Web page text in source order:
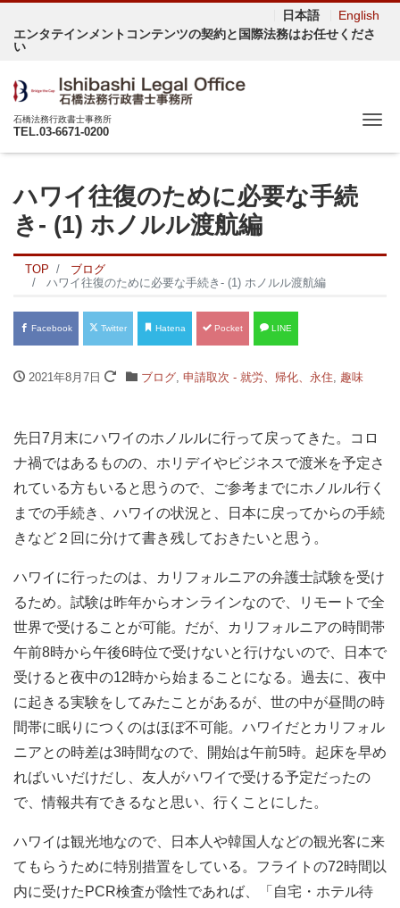
日本語
English
エンタテインメントコンテンツの契約と国際法務はお任せくださ
い
石橋法務行政書士事務所
TEL.03-6671-0200
ハワイ往復のために必要な手続
き- (1) ホノルル渡航編
TOP
ブログ
ハワイ往復のために必要な手続き- (1) ホノルル渡航編
Facebook Twitter Hatena Pocket LINE
2021年8月7日 ブログ, 申請取次 - 就労、帰化、永住, 趣味
先日7月末にハワイのホノルルに行って戻ってきた。コロ
ナ禍ではあるものの、ホリデイやビジネスで渡米を予定さ
れている方もいると思うので、ご参考までにホノルル行く
までの手続き、ハワイの状況と、日本に戻ってからの手続
きなど２回に分けて書き残しておきたいと思う。
ハワイに行ったのは、カリフォルニアの弁護士試験を受け
るため。試験は昨年からオンラインなので、リモートで全
世界で受けることが可能。だが、カリフォルニアの時間帯
午前8時から午後6時位で受けないと行けないので、日本で
受けると夜中の12時から始まることになる。過去に、夜中
に起きる実験をしてみたことがあるが、世の中が昼間の時
間帯に眠りにつくのはほぼ不可能。ハワイだとカリフォル
ニアとの時差は3時間なので、開始は午前5時。起床を早め
ればいいだけだし、友人がハワイで受ける予定だったの
で、情報共有できるなと思い、行くことにした。
ハワイは観光地なので、日本人や韓国人などの観光客に来
てもらうために特別措置をしている。フライトの72時間以
内に受けたPCR検査が陰性であれば、「自宅・ホテル待